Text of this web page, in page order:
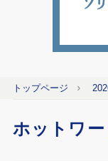
トップページ
ホットワー